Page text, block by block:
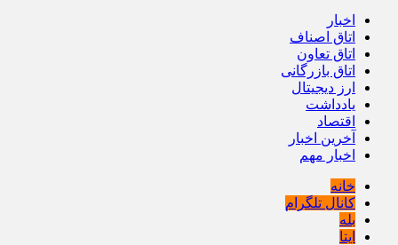
اخبار
اتاق اصناف
اتاق تعاون
اتاق بازرگانی
ارز دیجیتال
یادداشت
اقتصاد
آخرین اخبار
اخبار مهم
خانه
کانال تلگرام
بله
ایتا